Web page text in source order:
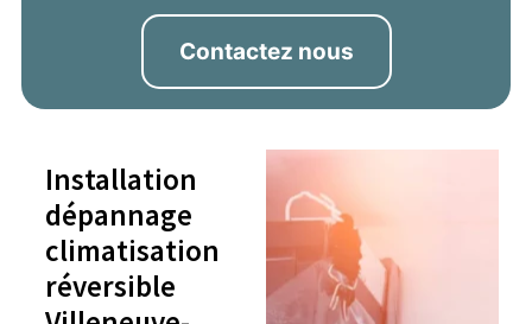
Contactez nous
Installation
dépannage
climatisation
réversible